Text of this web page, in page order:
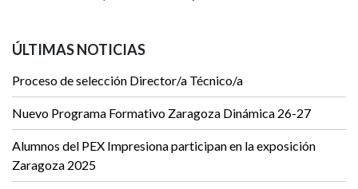
ÚLTIMAS NOTICIAS
Proceso de selección Director/a Técnico/a
Nuevo Programa Formativo Zaragoza Dinámica 26-27
Alumnos del PEX Impresiona participan en la exposición
Zaragoza 2025